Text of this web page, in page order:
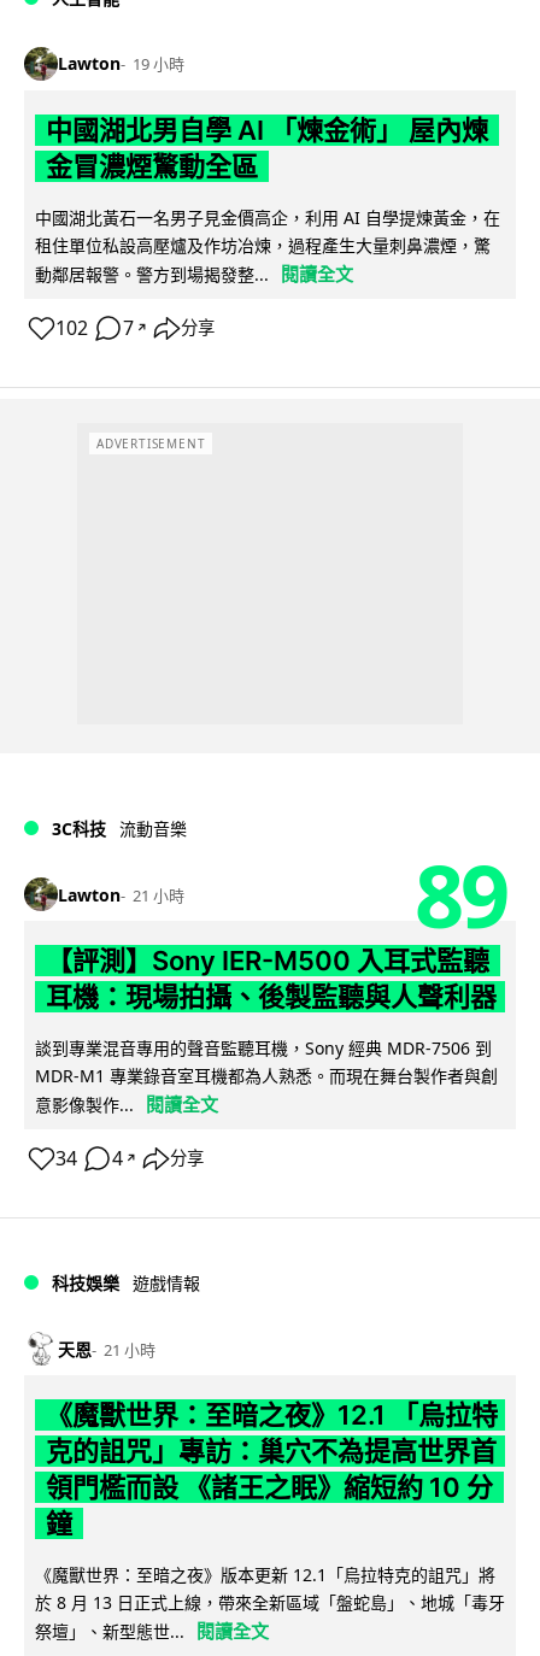
Lawton 19 小時
中國湖北男自學 AI 「煉金術」 屋內煉
金冒濃煙驚動全區
中國湖北黃石一名男子見金價高企，利用 AI 自學提煉黃金，在
租住單位私設高壓爐及作坊冶煉，過程產生大量刺鼻濃煙，驚
動鄰居報警。警方到場揭發整...
閱讀全文
102 7 ↗ 分享
ADVERTISEMENT
3C科技 流動音樂
Lawton 21 小時 89
【評測】Sony IER-M500 入耳式監聽
耳機：現場拍攝、後製監聽與人聲利器
談到專業混音專用的聲音監聽耳機，Sony 經典 MDR-7506 到
MDR-M1 專業錄音室耳機都為人熟悉。而現在舞台製作者與創
意影像製作...
閱讀全文
34 4 ↗ 分享
科技娛樂 遊戲情報
天恩 21 小時
《魔獸世界：至暗之夜》12.1 「烏拉特
克的詛咒」專訪：巢穴不為提高世界首
領門檻而設 《諸王之眠》縮短約 10 分
鐘
《魔獸世界：至暗之夜》版本更新 12.1「烏拉特克的詛咒」將
於 8 月 13 日正式上線，帶來全新區域「盤蛇島」、地城「毒牙
祭壇」、新型態世...
閱讀全文